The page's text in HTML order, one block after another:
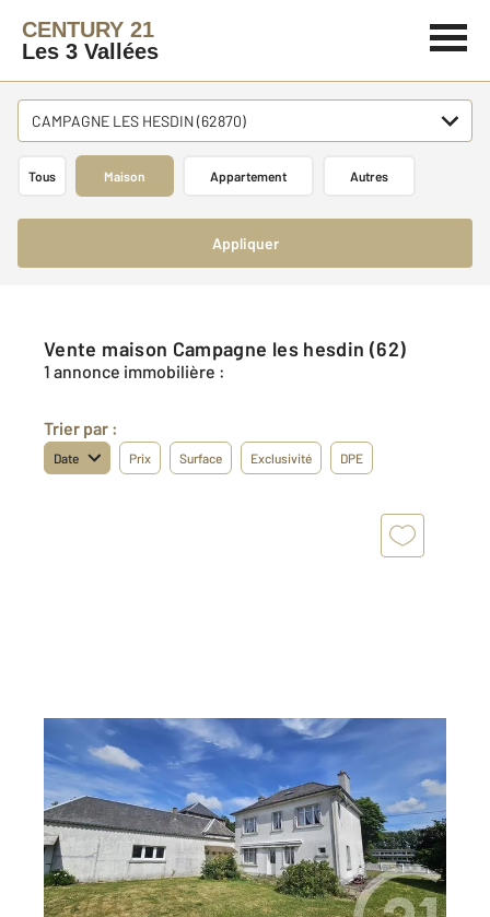
CENTURY 21
Les 3 Vallées
CAMPAGNE LES HESDIN (62870)
Tous Maison Appartement Autres
Appliquer
Vente maison Campagne les hesdin (62)
1 annonce immobilière :
Trier par :
Date Prix Surface Exclusivité DPE
CAMPAGNE LES HESDIN 62
110,74 m2, 6 pièces
Ref : 3075
Maison à vendre
185 000 €